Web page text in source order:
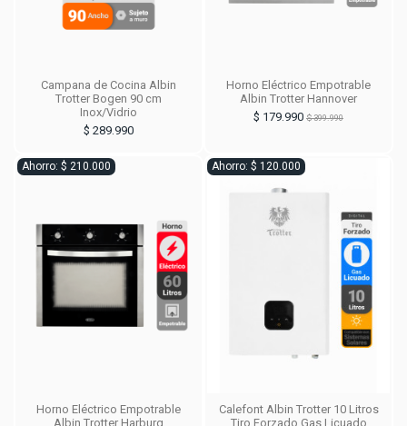
Campana de Cocina Albin
Trotter Bogen 90 cm
Inox/Vidrio
$ 289.990
Horno Eléctrico Empotrable
Albin Trotter Hannover
$ 179.990 $ 399.990
Ahorro: $ 210.000
Horno Eléctrico Empotrable
Albin Trotter Harburg
Ahorro: $ 120.000
Calefont Albin Trotter 10 Litros
Tiro Forzado Gas Licuado